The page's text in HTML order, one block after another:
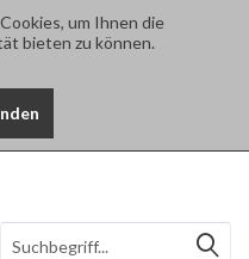
um Ihnen die
bieten zu können.